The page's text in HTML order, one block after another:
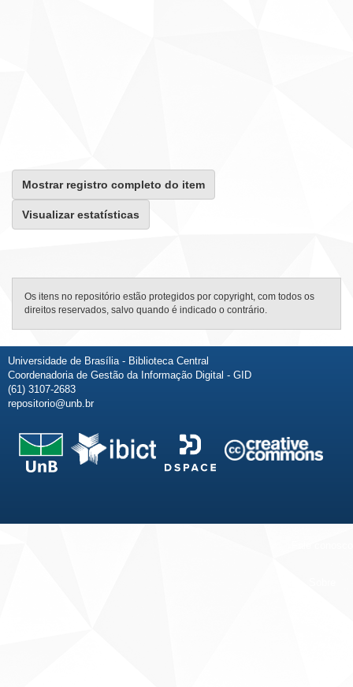
Mostrar registro completo do item
Visualizar estatísticas
Os itens no repositório estão protegidos por copyright, com todos os
direitos reservados, salvo quando é indicado o contrário.
Universidade de Brasília - Biblioteca Central
Coordenadoria de Gestão da Informação Digital - GID
(61) 3107-2683
repositorio@unb.br